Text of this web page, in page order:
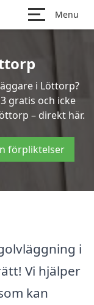
Menu
i Löttorp?
gratis och icke
– direkt här.
förpliktelser
i
Vi hjälper
kan